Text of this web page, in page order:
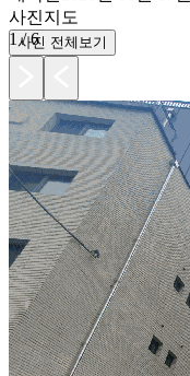
사진지도
1 /6
사진 전체보기